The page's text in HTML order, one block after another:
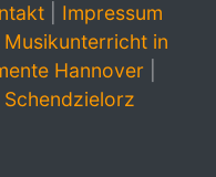
Impressum
Musikunterricht in
Hannover
Schendzielorz